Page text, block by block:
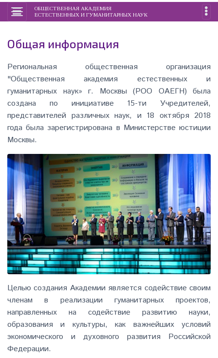
ОБЩЕСТВЕННАЯ АКАДЕМИЯ
ЕСТЕСТВЕННЫХ И ГУМАНИТАРНЫХ НАУК
Общая информация
Региональная общественная организация
"Общественная академия естественных и
гуманитарных наук» г. Москвы (РОО ОАЕГН) была
создана по инициативе 15-ти Учредителей,
представителей различных наук, и 18 октября 2018
года была зарегистрирована в Министерстве юстиции
Москвы.
Целью создания Академии является содействие своим
членам в реализации гуманитарных проектов,
направленных на содействие развитию науки,
образования и культуры, как важнейших условий
экономического и духовного развития Российской
Федерации.